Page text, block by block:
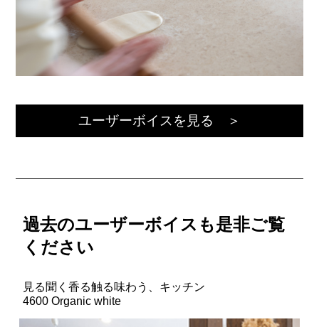
ユーザーボイスを見る ＞
過去のユーザーボイスも是非ご覧
ください
見る聞く香る触る味わう、キッチン
4600 Organic white